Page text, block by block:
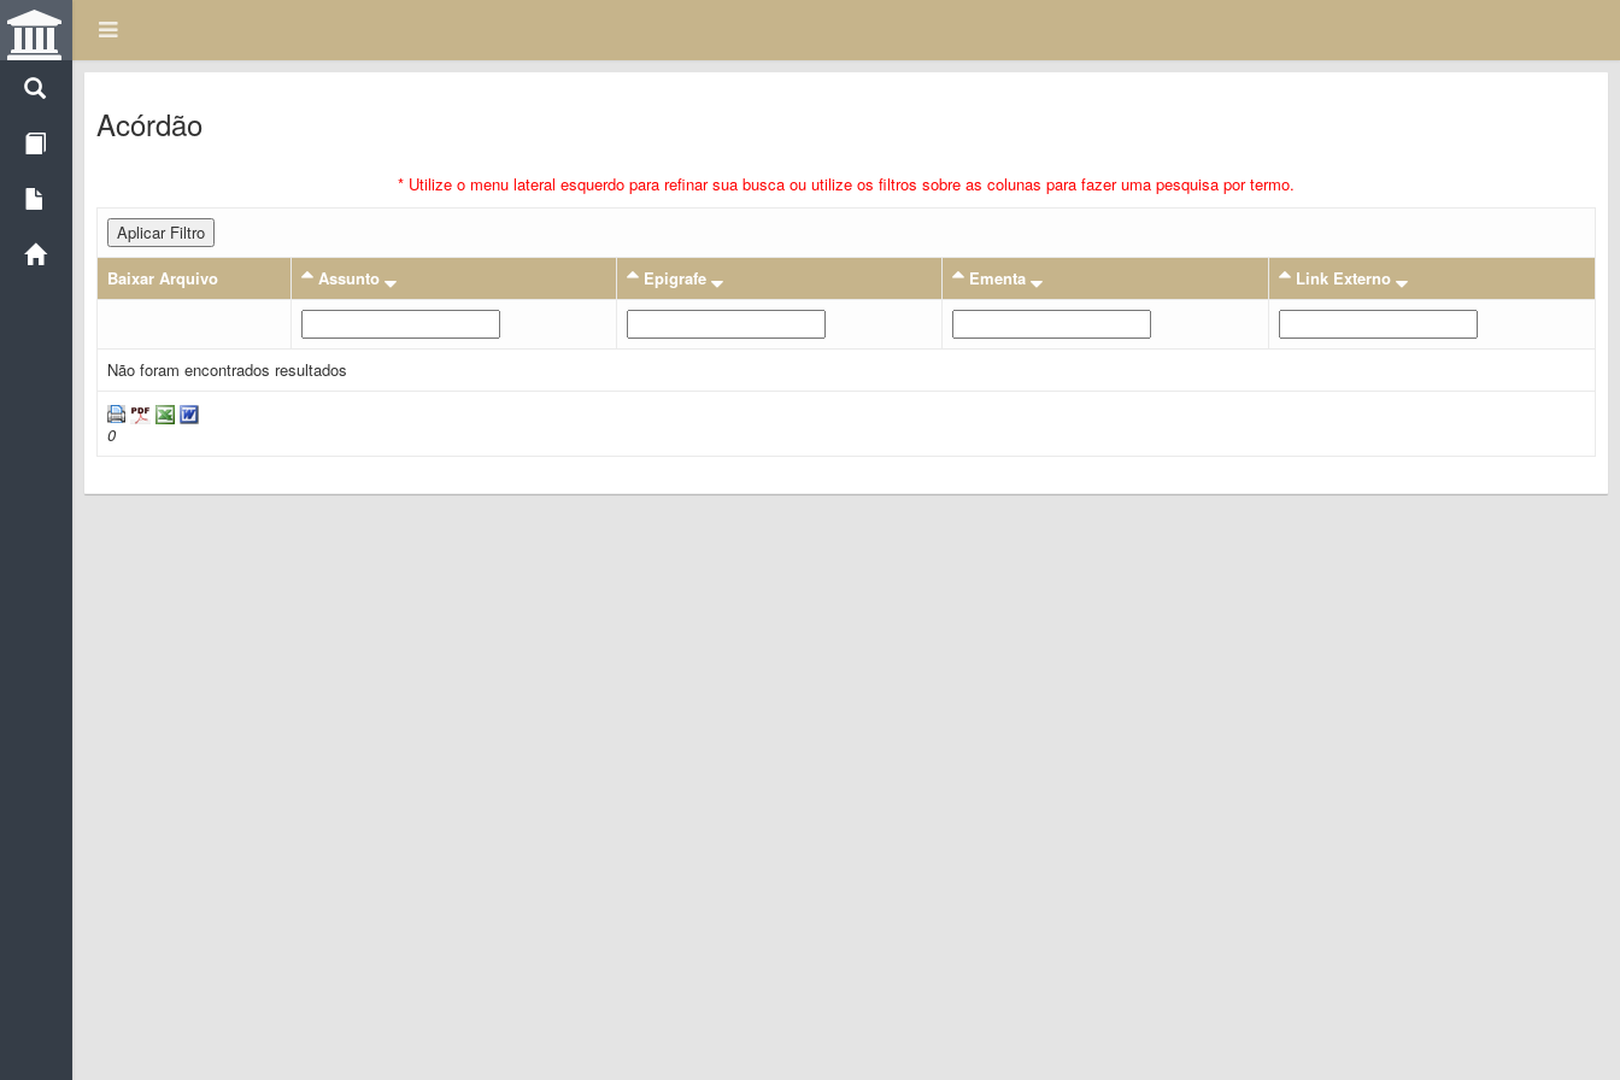
Acórdão
* Utilize o menu lateral esquerdo para refinar sua busca ou utilize os filtros sobre as colunas para fazer uma pesquisa por termo.
Aplicar Filtro
Baixar Arquivo
Assunto Epigrafe Ementa Link Externo
Não foram encontrados resultados
0